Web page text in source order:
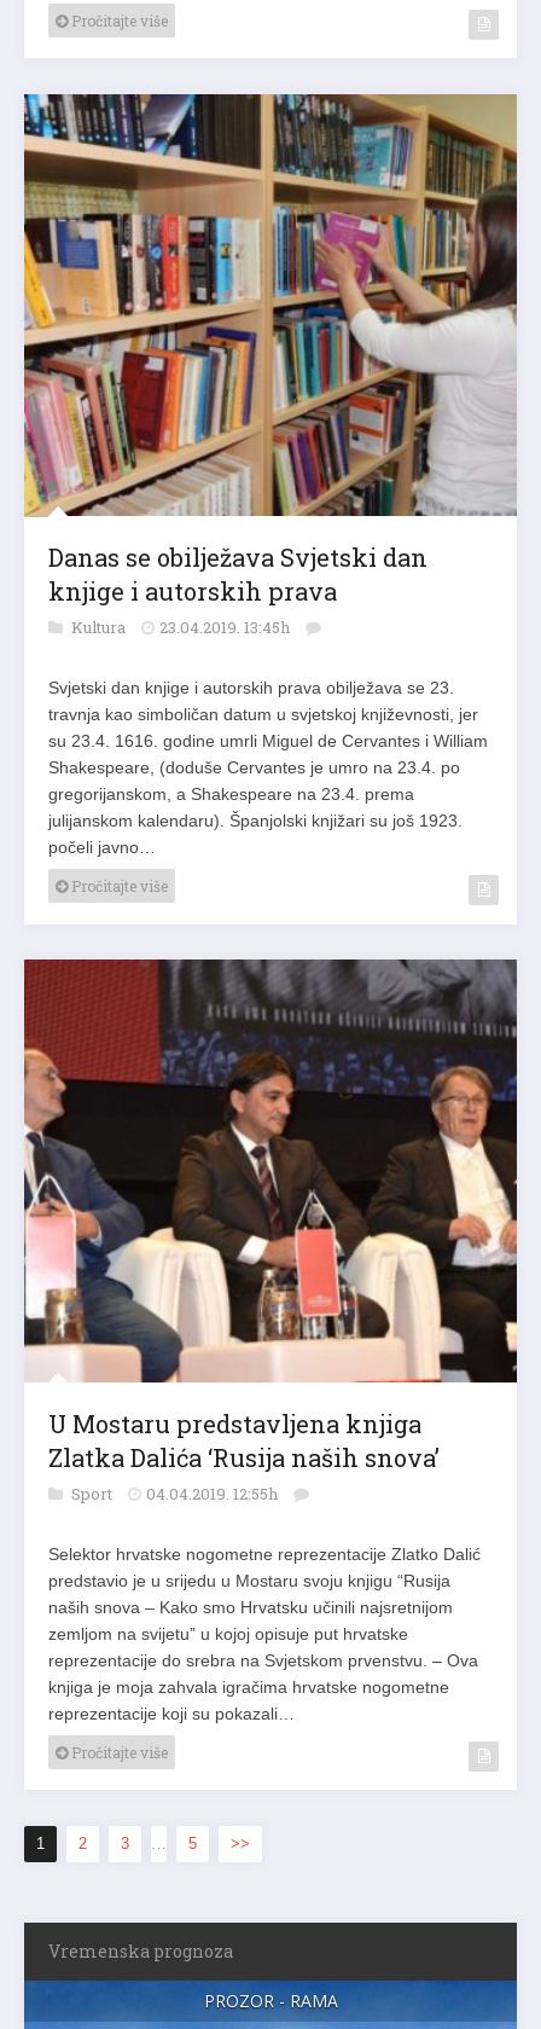
Pročitajte više
Danas se obilježava Svjetski dan
knjige i autorskih prava
Kultura 23.04.2019. 13:45h
Svjetski dan knjige i autorskih prava obilježava se 23.
travnja kao simboličan datum u svjetskoj književnosti, jer
su 23.4. 1616. godine umrli Miguel de Cervantes i William
Shakespeare, (doduše Cervantes je umro na 23.4. po
gregorijanskom, a Shakespeare na 23.4. prema
julijanskom kalendaru). Španjolski knjižari su još 1923.
počeli javno…
Pročitajte više
U Mostaru predstavljena knjiga
Zlatka Dalića ‘Rusija naših snova’
Sport 04.04.2019. 12:55h
Selektor hrvatske nogometne reprezentacije Zlatko Dalić
predstavio je u srijedu u Mostaru svoju knjigu “Rusija
naših snova – Kako smo Hrvatsku učinili najsretnijom
zemljom na svijetu” u kojoj opisuje put hrvatske
reprezentacije do srebra na Svjetskom prvenstvu. – Ova
knjiga je moja zahvala igračima hrvatske nogometne
reprezentacije koji su pokazali…
Pročitajte više
1 2 3 … 5 >>
Vremenska prognoza
PROZOR - RAMA